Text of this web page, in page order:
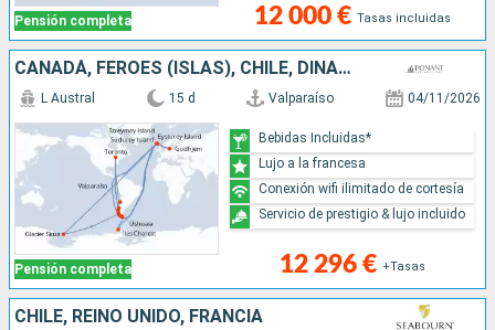
Pensión completa 12 000 € Tasas incluidas
CANADÁ, FÉROES (ISLAS), CHILE, DINAMARCA, ANTÁRTICO, ARGENTINA
Pensión completa
L Austral 15 d Valparaíso 04/11/2026
12 296 € +Tasas
Bebidas Incluidas*
Lujo a la francesa
Conexión wifi ilimitado de cortesía
Servicio de prestigio & lujo incluido
CHILE, REINO UNIDO, FRANCIA